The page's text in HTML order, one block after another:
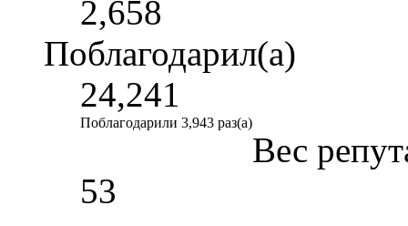
2,658
Поблагодарил(а)
24,241
Поблагодарили 3,943 раз(а)
Вес
53